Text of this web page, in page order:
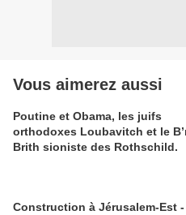
Vous aimerez aussi
Poutine et Obama, les juifs
orthodoxes Loubavitch et le
Brith sioniste des Rothschild.
Construction à Jérusalem-Est